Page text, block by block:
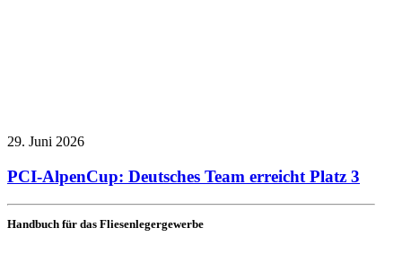
29. Juni 2026
PCI-AlpenCup: Deutsches Team erreicht Platz 3
Handbuch für das Fliesenlegergewerbe